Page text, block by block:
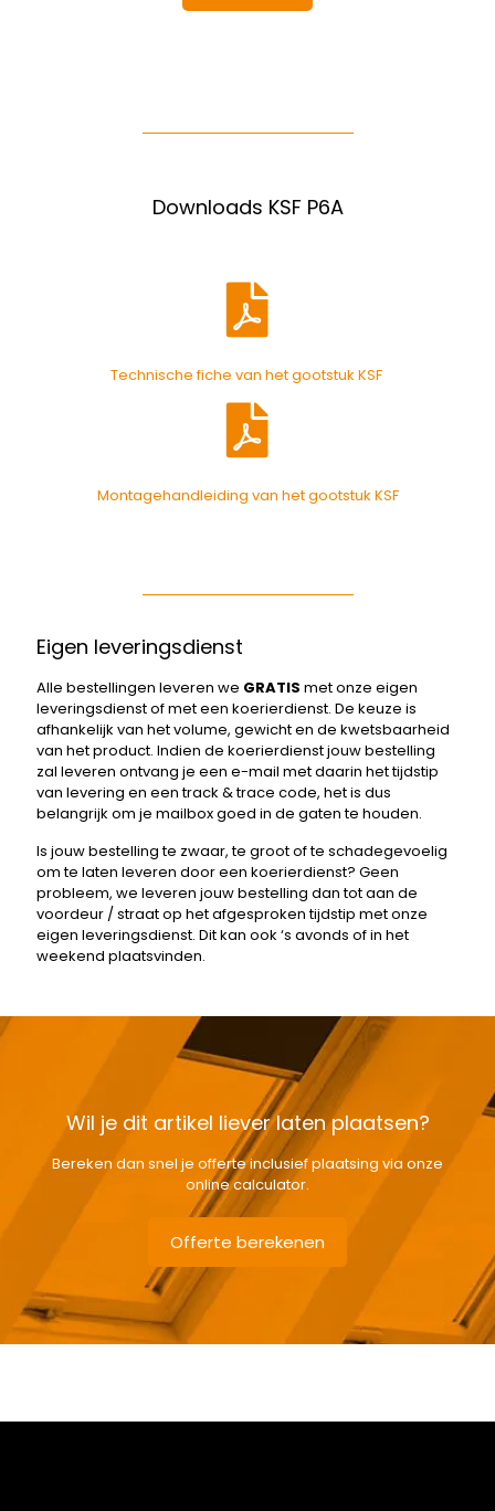
Downloads KSF P6A
Technische fiche van het gootstuk KSF
Montagehandleiding van het gootstuk KSF
Eigen leveringsdienst
Alle bestellingen leveren we GRATIS met onze eigen
leveringsdienst of met een koerierdienst. De keuze is
afhankelijk van het volume, gewicht en de kwetsbaarheid
van het product. Indien de koerierdienst jouw bestelling
zal leveren ontvang je een e-mail met daarin het tijdstip
van levering en een track & trace code, het is dus
belangrijk om je mailbox goed in de gaten te houden.
Is jouw bestelling te zwaar, te groot of te schadegevoelig
om te laten leveren door een koerierdienst? Geen
probleem, we leveren jouw bestelling dan tot aan de
voordeur / straat op het afgesproken tijdstip met onze
eigen leveringsdienst. Dit kan ook ‘s avonds of in het
weekend plaatsvinden.
Wil je dit artikel liever laten plaatsen?
Bereken dan snel je offerte inclusief plaatsing via onze
online calculator.
Offerte berekenen